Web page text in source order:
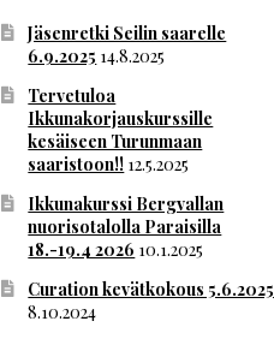
Jäsenretki Seilin saarelle
6.9.2025 14.8.2025
Tervetuloa
Ikkunakorjauskurssille
kesäiseen Turunmaan
saaristoon!! 12.5.2025
Ikkunakurssi Bergvallan
nuorisotalolla Paraisilla
18.-19.4 2026 10.1.2025
Curation kevätkokous 5.6.2025
8.10.2024